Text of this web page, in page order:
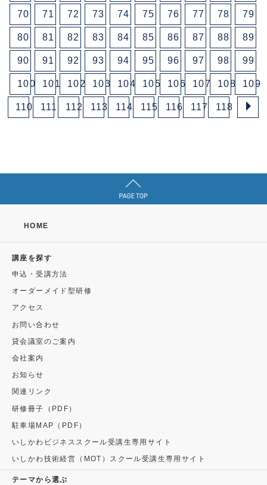
70 71 72 73 74 75 76 77 78 79
80 81 82 83 84 85 86 87 88 89
90 91 92 93 94 95 96 97 98 99
100 101 102 103 104 105 106 107 108 109
110 111 112 113 114 115 116 117 118
HOME
講座を探す
申込・受講方法
オーダーメイド型研修
アクセス
お問い合わせ
貸会議室のご案内
会社案内
お知らせ
関連リンク
研修冊子（PDF）
駐車場MAP（PDF）
いしかわビジネススクール受講生専用サイト
いしかわ技術経営（MOT）スクール受講生専用サイト
テーマから選ぶ